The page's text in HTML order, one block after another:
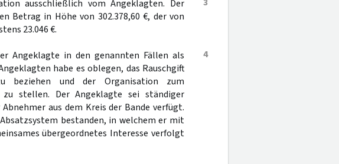
ausschließlich vom Angeklagten. Der
Betrag in Höhe von 302.378,60 €, der von
23.046 €.
4
Angeklagte in den genannten Fällen als
habe es oblegen, das Rauschgift
beziehen und der Organisation zum
zu stellen. Der Angeklagte sei ständiger
aus dem Kreis der Bande verfügt.
bestanden, in welchem er mit
übergeordnetes Interesse verfolgt